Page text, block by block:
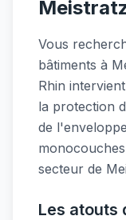
Vous
bâtiments à
Rhin
la protection
de
secteur de
Les atouts